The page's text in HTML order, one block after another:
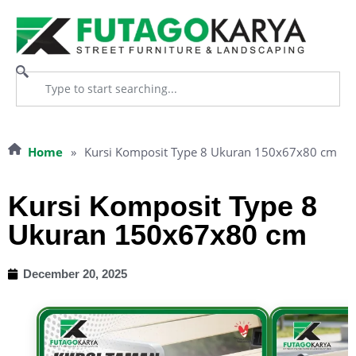
Home » Kursi Komposit Type 8 Ukuran 150x67x80 cm
Kursi Komposit Type 8
Ukuran 150x67x80 cm
December 20, 2025